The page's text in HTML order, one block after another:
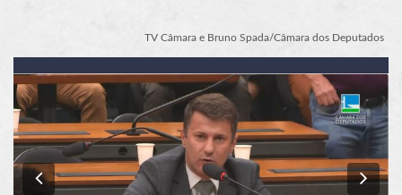
TV Câmara e Bruno Spada/Câmara dos Deputados
Previous